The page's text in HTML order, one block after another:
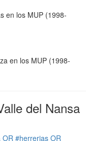
en los MUP (1998-
en los MUP (1998-
del Nansa
#herrerias OR